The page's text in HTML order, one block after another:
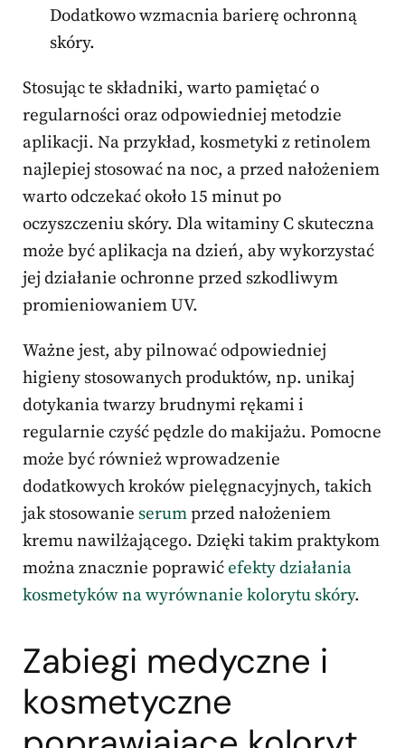
Dodatkowo wzmacnia barierę ochronną
skóry.
Stosując te składniki, warto pamiętać o
regularności oraz odpowiedniej metodzie
aplikacji. Na przykład, kosmetyki z retinolem
najlepiej stosować na noc, a przed nałożeniem
warto odczekać około 15 minut po
oczyszczeniu skóry. Dla witaminy C skuteczna
może być aplikacja na dzień, aby wykorzystać
jej działanie ochronne przed szkodliwym
promieniowaniem UV.
Ważne jest, aby pilnować odpowiedniej
higieny stosowanych produktów, np. unikaj
dotykania twarzy brudnymi rękami i
regularnie czyść pędzle do makijażu. Pomocne
może być również wprowadzenie
dodatkowych kroków pielęgnacyjnych, takich
jak stosowanie serumprzed nałożeniem
kremu nawilżającego. Dzięki takim praktykom
można znacznie poprawićefekty działania
kosmetyków na wyrównanie kolorytu skóry.
Zabiegi medyczne i
kosmetyczne